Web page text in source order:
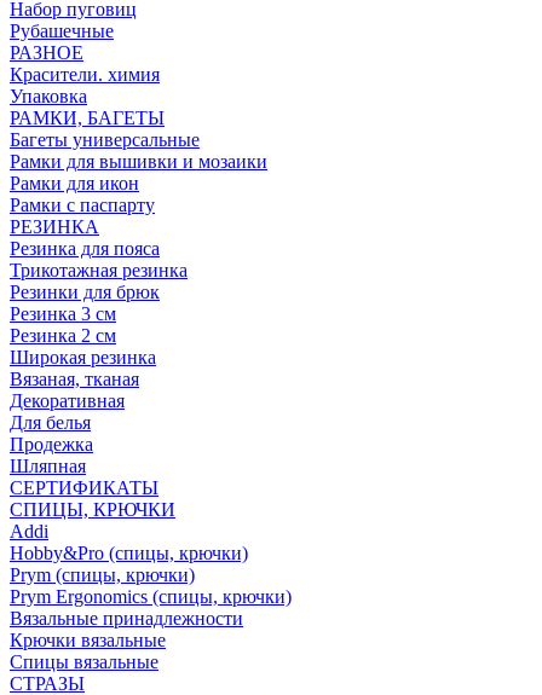
Набор пуговиц
Рубашечные
РАЗНОЕ
Красители. химия
Упаковка
РАМКИ, БАГЕТЫ
Багеты универсальные
Рамки для вышивки и мозаики
Рамки для икон
Рамки с паспарту
РЕЗИНКА
Резинка для пояса
Трикотажная резинка
Резинки для брюк
Резинка 3 см
Резинка 2 см
Широкая резинка
Вязаная, тканая
Декоративная
Для белья
Продежка
Шляпная
СЕРТИФИКАТЫ
СПИЦЫ, КРЮЧКИ
Addi
Hobby&Pro (спицы, крючки)
Prym (спицы, крючки)
Prym Ergonomics (спицы, крючки)
Вязальные принадлежности
Крючки вязальные
Спицы вязальные
СТРАЗЫ